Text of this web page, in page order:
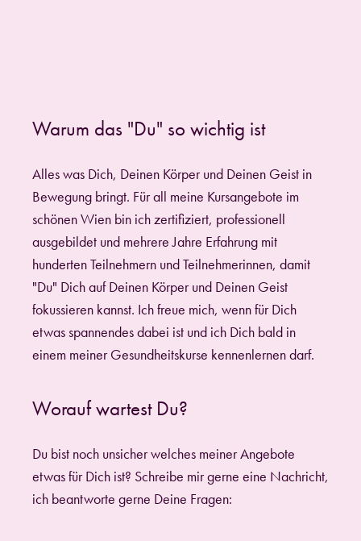
Warum das "Du" so wichtig ist
Alles was Dich, Deinen Körper und Deinen Geist in
Bewegung bringt. Für all meine Kursangebote im
schönen Wien bin ich zertifiziert, professionell
ausgebildet und mehrere Jahre Erfahrung mit
hunderten Teilnehmern und Teilnehmerinnen, damit
"Du" Dich auf Deinen Körper und Deinen Geist
fokussieren kannst. Ich freue mich, wenn für Dich
etwas spannendes dabei ist und ich Dich bald in
einem meiner Gesundheitskurse kennenlernen darf.
Worauf wartest Du?
Du bist noch unsicher welches meiner Angebote
etwas für Dich ist? Schreibe mir gerne eine Nachricht,
ich beantworte gerne Deine Fragen: